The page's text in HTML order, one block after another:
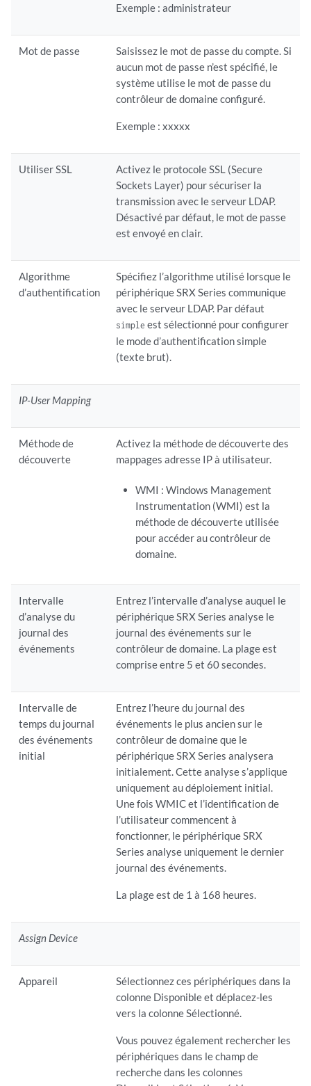
Exemple : administrateur
Mot de passe
Saisissez le mot de passe du compte. Si
aucun mot de passe n’est spécifié, le
système utilise le mot de passe du
contrôleur de domaine configuré.
Exemple : xxxxx
Utiliser SSL
Activez le protocole SSL (Secure
Sockets Layer) pour sécuriser la
transmission avec le serveur LDAP.
Désactivé par défaut, le mot de passe
est envoyé en clair.
Algorithme
d’authentification
Spécifiez l’algorithme utilisé lorsque le
périphérique SRX Series communique
avec le serveur LDAP. Par défaut
simple est sélectionné pour configurer
le mode d’authentification simple
(texte brut).
IP-User Mapping
Méthode de
découverte
Activez la méthode de découverte des
mappages adresse IP à utilisateur.
WMI : Windows Management
Instrumentation (WMI) est la
méthode de découverte utilisée
pour accéder au contrôleur de
domaine.
Intervalle
d’analyse du
journal des
événements
Entrez l’intervalle d’analyse auquel le
périphérique SRX Series analyse le
journal des événements sur le
contrôleur de domaine. La plage est
comprise entre 5 et 60 secondes.
Intervalle de
temps du journal
des événements
initial
Entrez l’heure du journal des
événements le plus ancien sur le
contrôleur de domaine que le
périphérique SRX Series analysera
initialement. Cette analyse s’applique
uniquement au déploiement initial.
Une fois WMIC et l’identification de
l’utilisateur commencent à
fonctionner, le périphérique SRX
Series analyse uniquement le dernier
journal des événements.
La plage est de 1 à 168 heures.
Assign Device
Appareil
Sélectionnez ces périphériques dans la
colonne Disponible et déplacez-les
vers la colonne Sélectionné.
Vous pouvez également rechercher les
périphériques dans le champ de
recherche dans les colonnes